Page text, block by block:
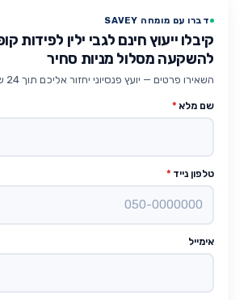
דברו עם מומחה SAVEY
קיבלו ייעוץ חינם לגבי ילין לפידות
להשקעה מסלול מניות סחיר
השאירו פרטים — יועץ פנסיוני יחזור אליכם תוך 24 שעות.
שם מלא *
טלפון נייד *
אימייל